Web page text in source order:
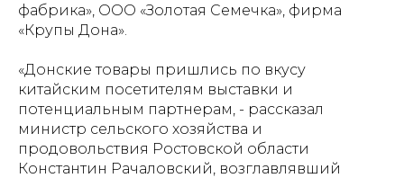
фабрика», ООО «Золотая Семечка», фирма
«Крупы Дона».
«Донские товары пришлись по вкусу
китайским посетителям выставки и
потенциальным партнерам, - рассказал
министр сельского хозяйства и
продовольствия Ростовской области
Константин Рачаловский, возглавлявший